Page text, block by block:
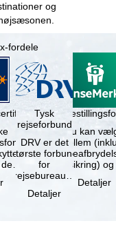
og
fordele
Tysk
rejseforbund
DRV er det
største forbund
for
rejsebureauer
rejsearrangører
Detaljer
Du kan
mellem (inklusiv
Detaljer